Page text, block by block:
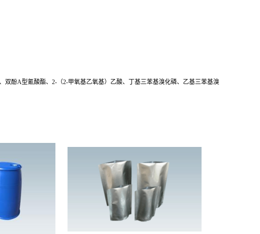
酚A型氰酸酯、2-（2-甲氧基乙氧基）乙酸、丁基三苯基溴化磷、乙基三苯基溴